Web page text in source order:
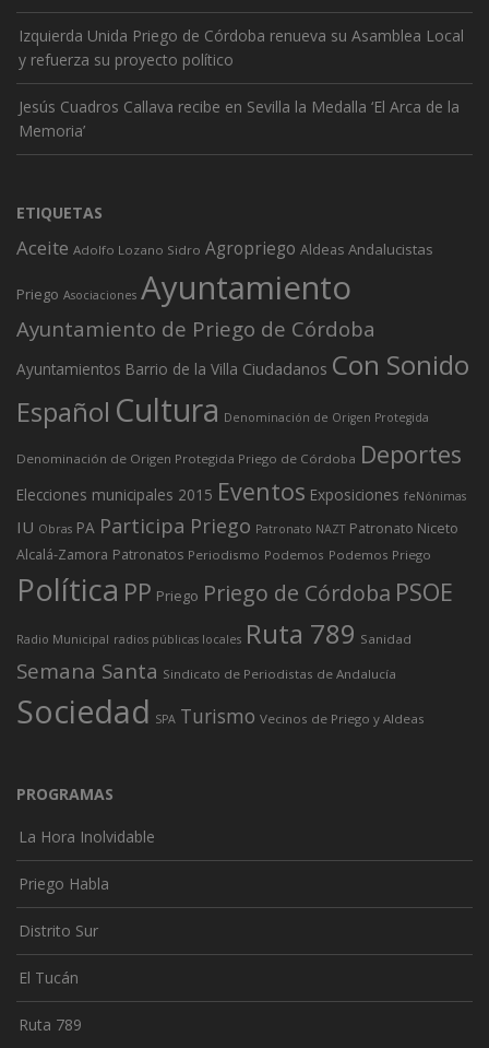
Izquierda Unida Priego de Córdoba renueva su Asamblea Local
y refuerza su proyecto político
Jesús Cuadros Callava recibe en Sevilla la Medalla ‘El Arca de la
Memoria’
ETIQUETAS
Aceite Adolfo Lozano Sidro Agropriego Aldeas Andalucistas
Priego Asociaciones Ayuntamiento
Ayuntamiento de Priego de Córdoba
Ayuntamientos Barrio de la Villa Ciudadanos Con Sonido
Español Cultura Denominación de Origen Protegida
Denominación de Origen Protegida Priego de Córdoba Deportes
Elecciones municipales 2015 Eventos Exposiciones feNónimas
IU Obras PA Participa Priego Patronato NAZT Patronato Niceto
Alcalá-Zamora Patronatos Periodismo Podemos Podemos Priego
Política PP Priego Priego de Córdoba PSOE
Radio Municipal radios públicas locales Ruta 789 Sanidad
Semana Santa Sindicato de Periodistas de Andalucía
Sociedad SPA Turismo Vecinos de Priego y Aldeas
PROGRAMAS
La Hora Inolvidable
Priego Habla
Distrito Sur
El Tucán
Ruta 789